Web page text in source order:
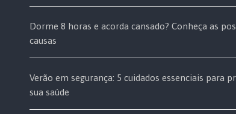
Dorme 8 horas e acorda cansado? Conheça as
causas
Verão em segurança: 5 cuidados essenciais para
sua saúde